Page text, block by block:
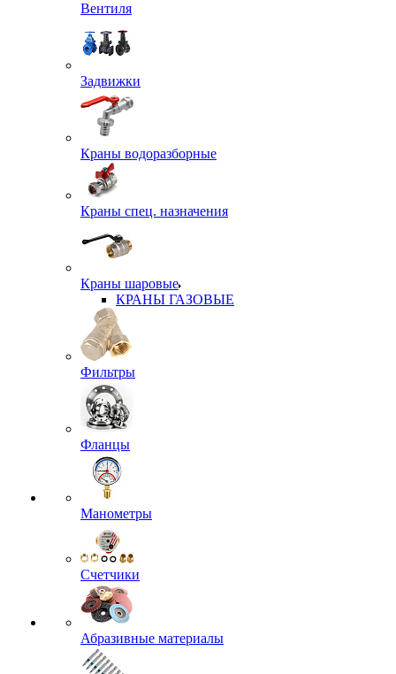
Вентиля
Задвижки
Краны водоразборные
Краны спец. назначения
Краны шаровые
КРАНЫ ГАЗОВЫЕ
Фильтры
Фланцы
Манометры
Счетчики
Абразивные материалы